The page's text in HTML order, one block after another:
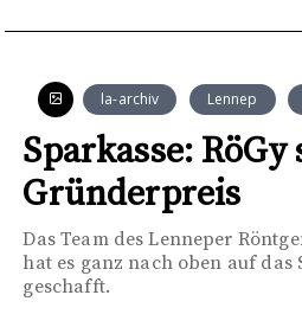
la-archiv Lennep
Sparkasse:
Gründerpreis
Das Team des Lenneper
hat es ganz nach oben auf das
geschafft.